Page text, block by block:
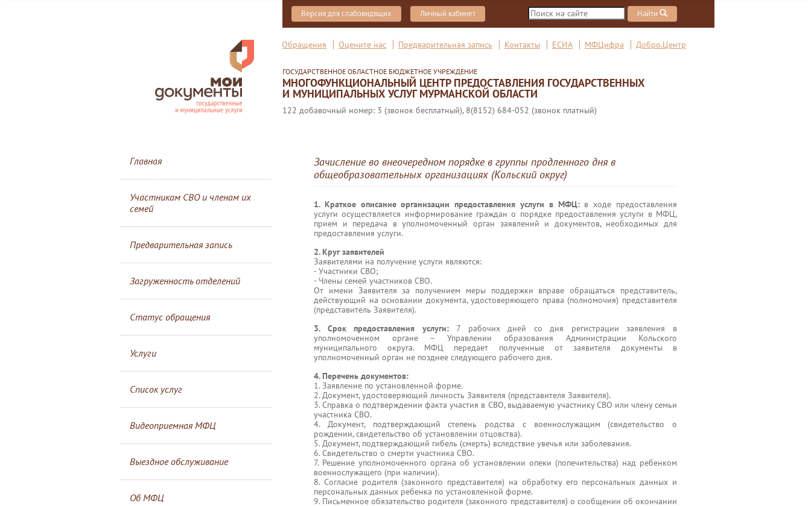
Версия для слабовидящих Личный кабинет Найти
Обращения Оцените нас Предварительная запись Контакты ЕСИА МФЦифра Добро.Центр
ГОСУДАРСТВЕННОЕ ОБЛАСТНОЕ БЮДЖЕТНОЕ УЧРЕЖДЕНИЕ
МНОГОФУНКЦИОНАЛЬНЫЙ ЦЕНТР ПРЕДОСТАВЛЕНИЯ ГОСУДАРСТВЕННЫХ
И МУНИЦИПАЛЬНЫХ УСЛУГ МУРМАНСКОЙ ОБЛАСТИ
122 добавочный номер: 3 (звонок бесплатный), 8(8152) 684-052 (звонок платный)
Главная
Участникам СВО и членам их
семей
Предварительная запись
Загруженность отделений
Статус обращения
Услуги
Список услуг
Видеоприемная МФЦ
Выездное обслуживание
Об МФЦ
Зачисление во внеочередном порядке в группы продленного дня в
общеобразовательных организациях (Кольский округ)
1. Краткое описание организации предоставления услуги в МФЦ:в ходе предоставления
услуги осуществляется информирование граждан о порядке предоставления услуги в МФЦ,
прием и передача в уполномоченный орган заявлений и документов, необходимых для
предоставления услуги.
2. Круг заявителей
Заявителями на получение услуги являются:
- Участники СВО;
- Члены семей участников СВО.
От имени Заявителя за получением меры поддержки вправе обращаться представитель,
действующий на основании документа, удостоверяющего права (полномочия) представителя
(представитель Заявителя).
3. Срок предоставления услуги:7 рабочих дней со дня регистрации заявления в
уполномоченном органе – Управлении образования Администрации Кольского
муниципального округа. МФЦ передает полученные от заявителя документы в
уполномоченный орган не позднее следующего рабочего дня.
4. Перечень документов:
1. Заявление по установленной форме.
2. Документ, удостоверяющий личность Заявителя (представителя Заявителя).
3. Справка о подтверждении факта участия в СВО, выдаваемую участнику СВО или члену семьи
участника СВО.
4. Документ, подтверждающий степень родства с военнослужащим (свидетельство о
рождении, свидетельство об установлении отцовства).
5. Документ, подтверждающий гибель (смерть) вследствие увечья или заболевания.
6. Свидетельство о смерти участника СВО.
7. Решение уполномоченного органа об установлении опеки (попечительства) над ребенком
военнослужащего (при наличии).
8. Согласие родителя (законного представителя) на обработку его персональных данных и
персональных данных ребенка по установленной форме.
9. Письменное обязательство родителя (законного представителя) о сообщении об окончании